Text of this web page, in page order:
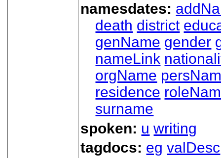
namesdates:
death district
genName gender
nameLink
orgName
residence
surname
spoken: u writing
tagdocs: eg valDesc